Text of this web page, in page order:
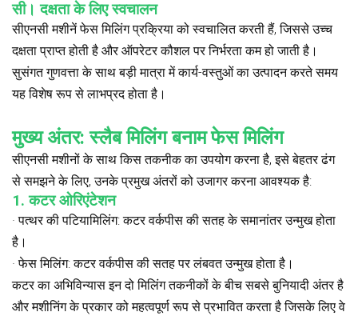
सी। दक्षता के लिए स्वचालन
सीएनसी मशीनें फेस मिलिंग प्रक्रिया को स्वचालित करती हैं, जिससे उच्च
दक्षता प्राप्त होती है और ऑपरेटर कौशल पर निर्भरता कम हो जाती है।
सुसंगत गुणवत्ता के साथ बड़ी मात्रा में कार्य-वस्तुओं का उत्पादन करते समय
यह विशेष रूप से लाभप्रद होता है।
मुख्य अंतर: स्लैब मिलिंग बनाम फेस मिलिंग
सीएनसी मशीनों के साथ किस तकनीक का उपयोग करना है, इसे बेहतर ढंग
से समझने के लिए, उनके प्रमुख अंतरों को उजागर करना आवश्यक है:
1. कटर ओरिएंटेशन
· पत्थर की पटियामिलिंग: कटर वर्कपीस की सतह के समानांतर उन्मुख होता
है।
· फेस मिलिंग: कटर वर्कपीस की सतह पर लंबवत उन्मुख होता है।
कटर का अभिविन्यास इन दो मिलिंग तकनीकों के बीच सबसे बुनियादी अंतर है
और मशीनिंग के प्रकार को महत्वपूर्ण रूप से प्रभावित करता है जिसके लिए वे